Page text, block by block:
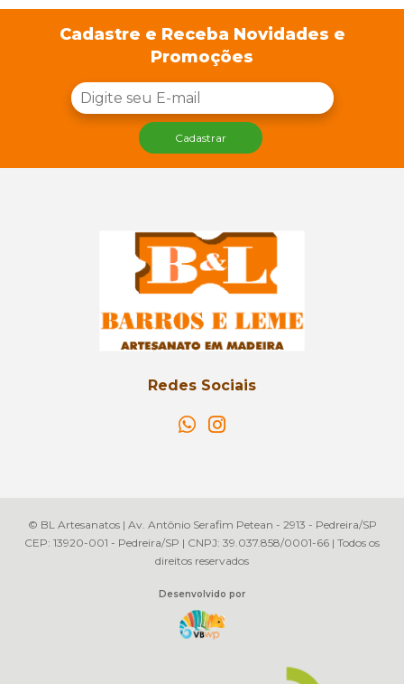
Cadastre e Receba Novidades e
Promoções
Cadastrar
Redes Sociais
© BL Artesanatos | Av. Antônio Serafim Petean - 2913 - Pedreira/SP
CEP: 13920-001 - Pedreira/SP | CNPJ: 39.037.858/0001-66 | Todos os
direitos reservados
Desenvolvido por